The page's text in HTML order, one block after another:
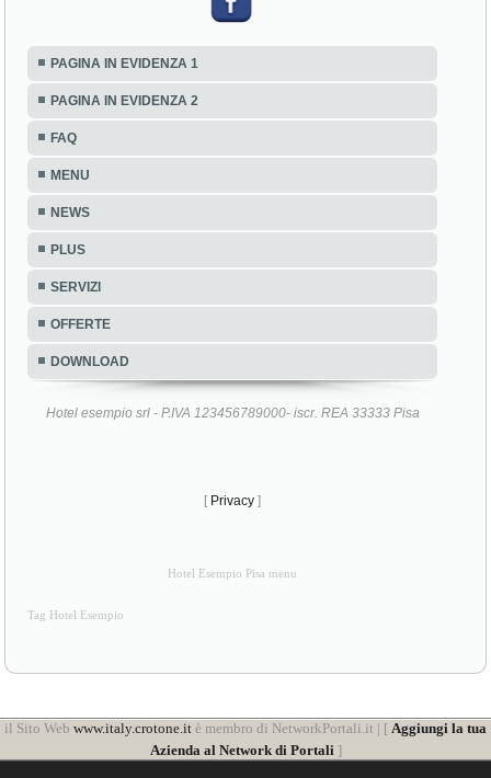
PAGINA IN EVIDENZA 1
PAGINA IN EVIDENZA 2
FAQ
MENU
NEWS
PLUS
SERVIZI
OFFERTE
DOWNLOAD
Hotel esempio srl - P.IVA 123456789000- iscr. REA 33333 Pisa
[ Privacy ]
Hotel Esempio Pisa menu
Tag Hotel Esempio
il Sito Web www.italy.crotone.it è membro di NetworkPortali.it | [ Aggiungi la tua
Azienda al Network di Portali]